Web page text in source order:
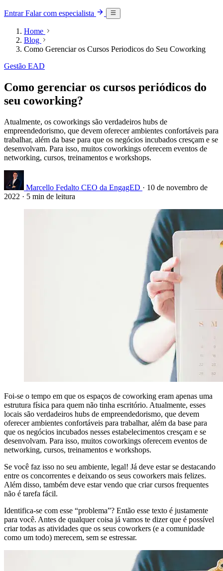
EntrarFalar com especialista
Home
Blog
Como Gerenciar os Cursos Periodicos do Seu Coworking
Gestão EAD
Como gerenciar os cursos periódicos do
seu coworking?
Atualmente, os coworkings são verdadeiros hubs de
empreendedorismo, que devem oferecer ambientes confortáveis para
trabalhar, além da base para que os negócios incubados cresçam e se
desenvolvam. Para isso, muitos coworkings oferecem eventos de
networking, cursos, treinamentos e workshops.
Marcello Fedalto CEO da EngagED · 10 de novembro de
2022 · 5 min de leitura
Foi-se o tempo em que os espaços de coworking eram apenas uma
estrutura física para quem não tinha escritório. Atualmente, esses
locais são verdadeiros hubs de empreendedorismo, que devem
oferecer ambientes confortáveis para trabalhar, além da base para
que os negócios incubados nesses estabelecimentos cresçam e se
desenvolvam. Para isso, muitos coworkings oferecem eventos de
networking, cursos, treinamentos e workshops.
Se você faz isso no seu ambiente, legal! Já deve estar se destacando
entre os concorrentes e deixando os seus coworkers mais felizes.
Além disso, também deve estar vendo que criar cursos frequentes
não é tarefa fácil.
Identifica-se com esse “problema”? Então esse texto é justamente
para você. Antes de qualquer coisa já vamos te dizer que é possível
criar todas as atividades que os seus coworkers (e a comunidade
como um todo) merecem, sem se estressar.